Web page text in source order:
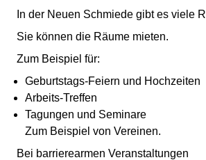
In der Neuen Schmiede gibt es viele
Sie können die Räume mieten.
Zum Beispiel für:
Geburtstags-Feiern und Hochzeiten
Arbeits-Treffen
Tagungen und Seminare
Zum Beispiel von Vereinen.
Bei barrierearmen Veranstaltungen